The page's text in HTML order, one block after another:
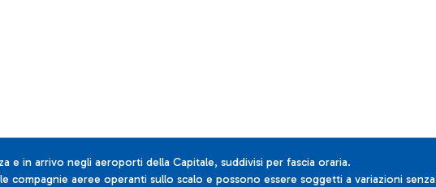
e in arrivo negli aeroporti della Capitale, suddivisi per fascia oraria.
compagnie aeree operanti sullo scalo e possono essere soggetti a variazioni